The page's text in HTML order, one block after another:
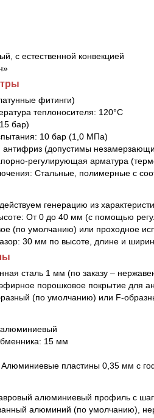
с естественной конвекцией
фитинги)
теплоносителя: 120°С
бар)
10 бар (1,0 МПа)
антифриз (допустимы
регулирующая арматура
Стальные, полимерные с
генерацию из
От 0 до 40 мм (с помощью
(по умолчанию) или проходное
30 мм по высоте, длине и
сталь 1 мм (по заказу –
порошковое покрытие для
(по умолчанию) или F-
15 мм
Алюминиевые пластины 0,35 мм с
алюминиевый профиль с
алюминий (по умолчанию),